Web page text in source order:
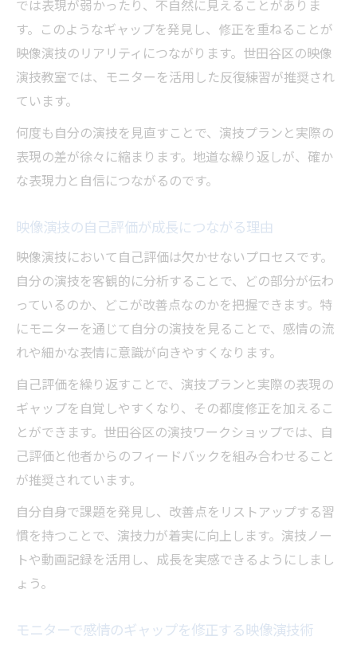
では表現が弱かったり、不自然に見えることがありま
す。このようなギャップを発見し、修正を重ねることが
映像演技のリアリティにつながります。世田谷区の映像
演技教室では、モニターを活用した反復練習が推奨され
ています。
何度も自分の演技を見直すことで、演技プランと実際の
表現の差が徐々に縮まります。地道な繰り返しが、確か
な表現力と自信につながるのです。
映像演技の自己評価が成長につながる理由
映像演技において自己評価は欠かせないプロセスです。
自分の演技を客観的に分析することで、どの部分が伝わ
っているのか、どこが改善点なのかを把握できます。特
にモニターを通じて自分の演技を見ることで、感情の流
れや細かな表情に意識が向きやすくなります。
自己評価を繰り返すことで、演技プランと実際の表現の
ギャップを自覚しやすくなり、その都度修正を加えるこ
とができます。世田谷区の演技ワークショップでは、自
己評価と他者からのフィードバックを組み合わせること
が推奨されています。
自分自身で課題を発見し、改善点をリストアップする習
慣を持つことで、演技力が着実に向上します。演技ノー
トや動画記録を活用し、成長を実感できるようにしまし
ょう。
モニターで感情のギャップを修正する映像演技術